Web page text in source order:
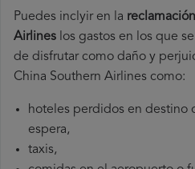
Puedes inclyir en la
Airlines los gastos en los que
de disfrutar como daño y
China Southern Airlines como:
hoteles perdidos en destino
espera,
taxis,